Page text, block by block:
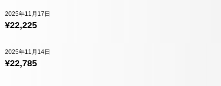
¥22,225
2025年11月17日
¥22,785
2025年11月14日